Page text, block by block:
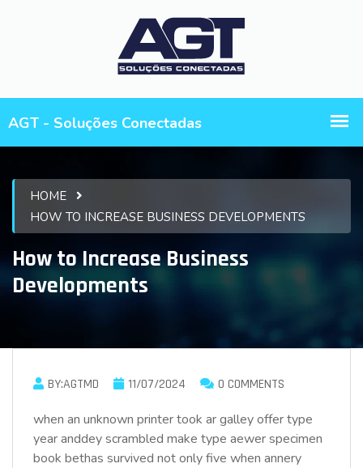
HOME
HOW TO INCREASE BUSINESS DEVELOPMENTS
How to Increase Business
Developments
BY:AGTMD 11/07/2024 0 COMMENTS
when an unknown printer took ar galley offer type
year anddey scrambled make type aewer specimen
book bethas survived not only five when annery